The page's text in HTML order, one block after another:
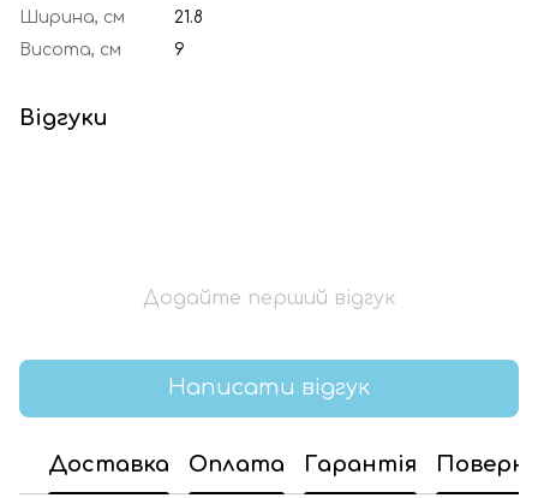
Ширина, см
21.8
Висота, см
9
Відгуки
Додайте перший відгук
Написати відгук
Доставка Оплата Гарантія